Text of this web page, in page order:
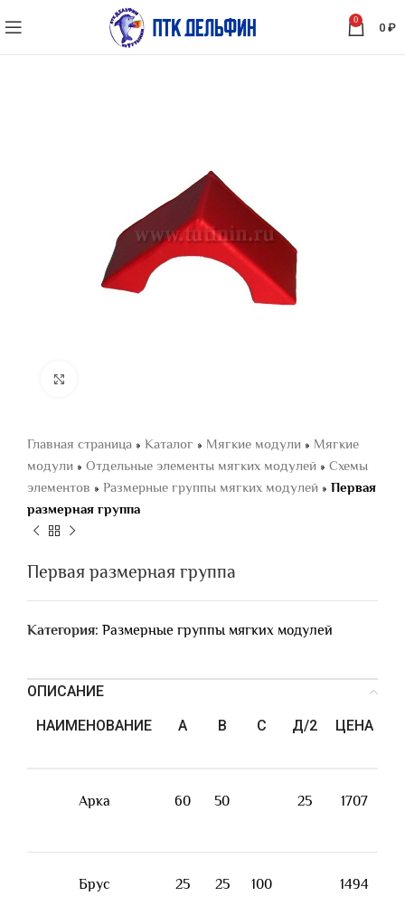
0
0 ₽
Главная страница » Каталог » Мягкие модули » Мягкие
модули » Отдельные элементы мягких модулей » Схемы
элементов » Размерные группы мягких модулей » Первая
размерная группа
Первая размерная группа
Категория: Размерные группы мягких модулей
ОПИСАНИЕ
НАИМЕНОВАНИЕ
А В С Д/2 ЦЕНА
Арка 60 50 25 1707
Брус 25 25 100 1494